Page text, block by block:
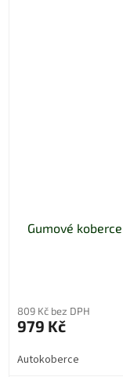
Gumové
809 Kč bez DPH
979 Kč
Autokoberce